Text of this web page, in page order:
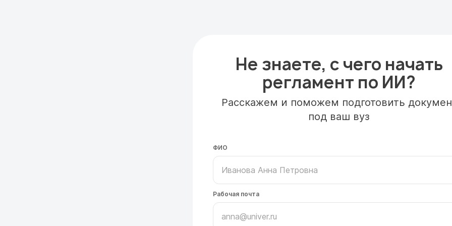
Не знаете, с чего начать
регламент по ИИ?
Расскажем и поможем подготовить
под ваш вуз
ФИО
Рабочая почта